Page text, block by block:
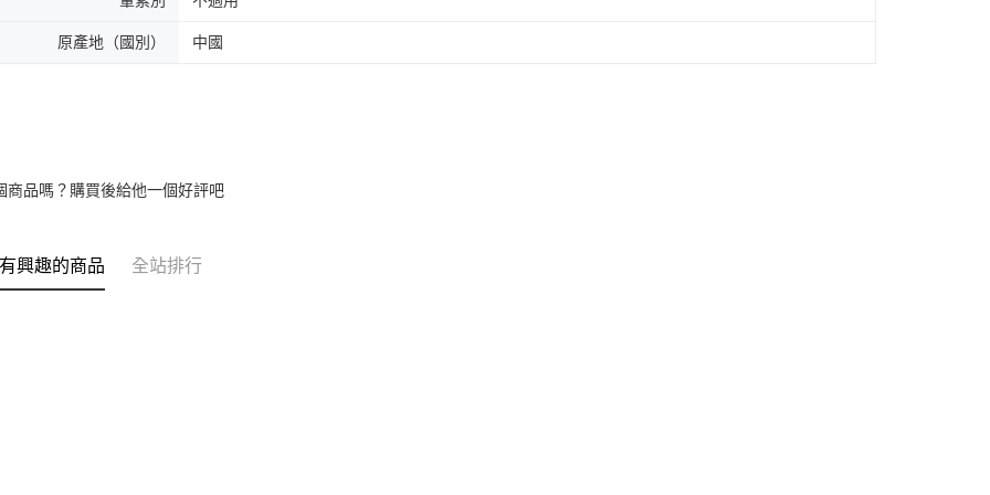
原產地（國別） 中國
商品嗎？購買後給他一個好評吧
興趣的商品 全站排行